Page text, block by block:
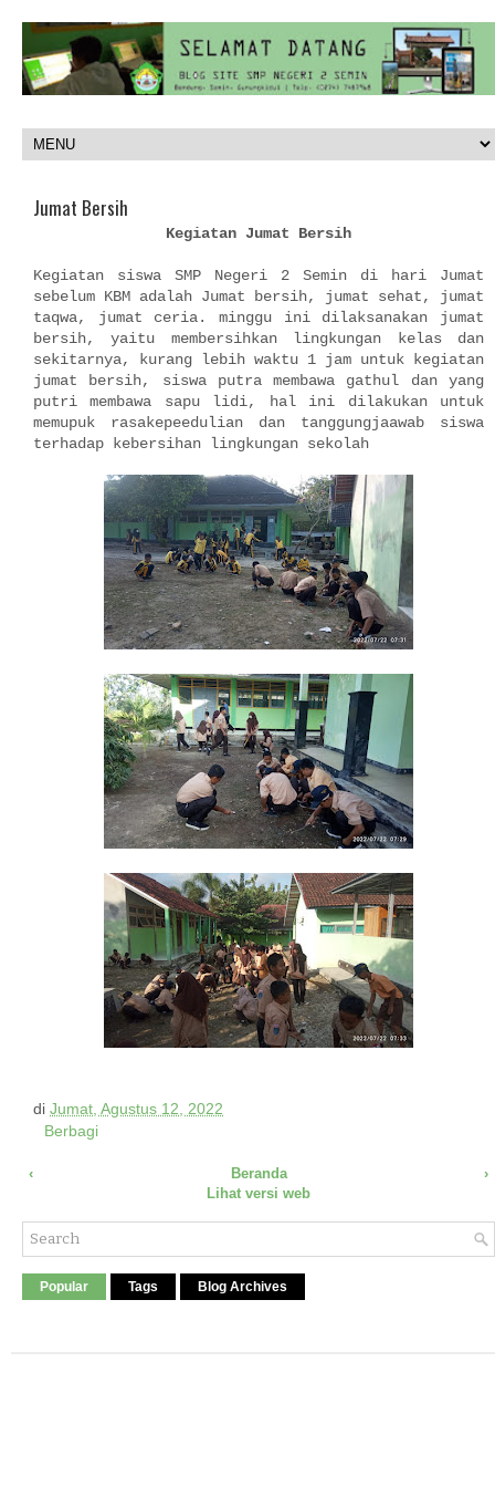
Jumat Bersih
Kegiatan Jumat Bersih
Kegiatan siswa SMP Negeri 2 Semin di hari Jumat
sebelum KBM adalah Jumat bersih, jumat sehat, jumat
taqwa, jumat ceria. minggu ini dilaksanakan jumat
bersih, yaitu membersihkan lingkungan kelas dan
sekitarnya, kurang lebih waktu 1 jam untuk kegiatan
jumat bersih, siswa putra membawa gathul dan yang
putri membawa sapu lidi, hal ini dilakukan untuk
memupuk rasakepeedulian dan tanggungjaawab siswa
terhadap kebersihan lingkungan sekolah
di Jumat, Agustus 12, 2022
Berbagi
‹ ›
Beranda
Lihat versi web
Popular Tags Blog Archives